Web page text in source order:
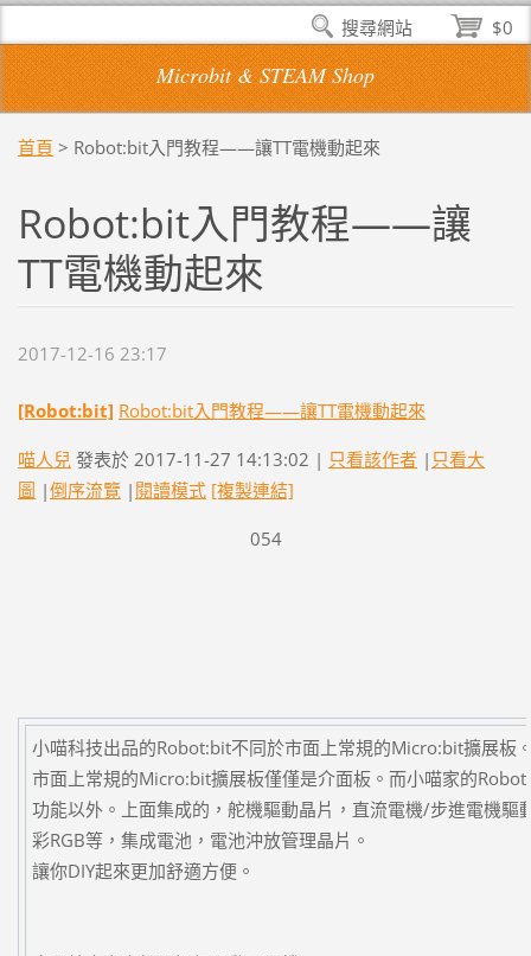
Microbit & STEAM Shop
首頁 > Robot:bit入門教程——讓TT電機動起來
Robot:bit入門教程——讓
TT電機動起來
2017-12-16 23:17
[Robot:bit] Robot:bit入門教程——讓TT電機動起來
喵人兒發表於 2017-11-27 14:13:02 | 只看該作者| 只看大
圖 |倒序流覽| 閱讀模式 [複製連結]
054
小喵科技出品的Robot:bit不同於市面上常規的Micro:bit擴展板
市面上常規的Micro:bit擴展板僅僅是介面板。而小喵家的
功能以外。上面集成的，舵機驅動晶片，直流電機/步進電機驅
彩RGB等，集成電池，電池沖放管理晶片。
讓你DIY起來更加舒適方便。
$0
搜尋網站